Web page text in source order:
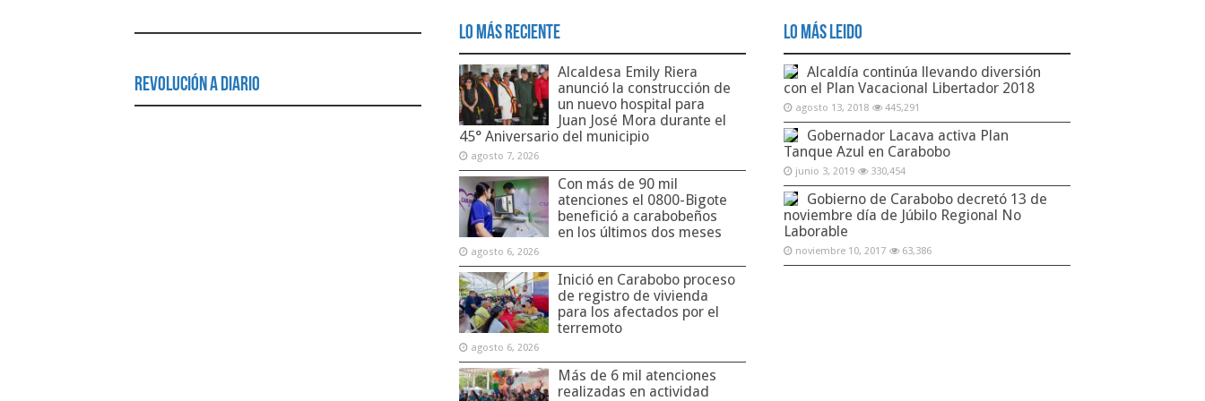
Revolución a Diario
Lo Más Reciente
Alcaldesa Emily Riera
anunció la construcción de
un nuevo hospital para
Juan José Mora durante el
45° Aniversario del municipio
agosto 7, 2026
Con más de 90 mil
atenciones el 0800-Bigote
benefició a carabobeños
en los últimos dos meses
agosto 6, 2026
Inició en Carabobo proceso
de registro de vivienda
para los afectados por el
terremoto
agosto 6, 2026
Más de 6 mil atenciones
realizadas en actividad
Lo Más Leido
Alcaldía continúa llevando diversión
con el Plan Vacacional Libertador 2018
agosto 13, 2018 445,291
Gobernador Lacava activa Plan
Tanque Azul en Carabobo
junio 3, 2019 330,454
Gobierno de Carabobo decretó 13 de
noviembre día de Júbilo Regional No
Laborable
noviembre 10, 2017 63,386